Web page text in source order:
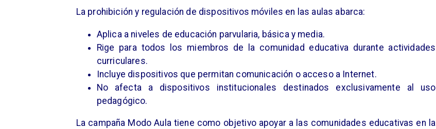
La prohibición y regulación de dispositivos móviles en las aulas abarca:
Aplica a niveles de educación parvularia, básica y media.
Rige para todos los miembros de la comunidad educativa durante actividades
curriculares.
Incluye dispositivos que permitan comunicación o acceso a Internet.
No afecta a dispositivos institucionales destinados exclusivamente al uso
pedagógico.
La campaña Modo Aula tiene como objetivo apoyar a las comunidades educativas en la